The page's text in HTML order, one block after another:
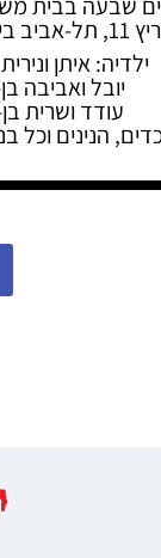
שבעה בבית
20:00
ילדיה: איתן
יובל ואביבה
עודד ושרית
הנינים וכל